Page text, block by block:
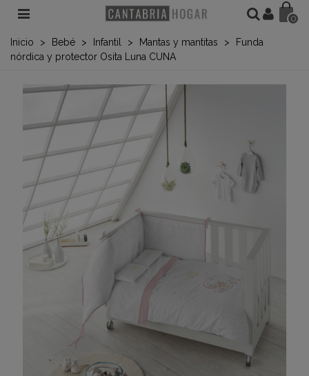
0
Inicio > Bebé > Infantil > Mantas y mantitas >
Funda
nórdica y protector Osita Luna CUNA